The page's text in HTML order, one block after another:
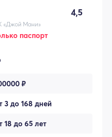
4,5
Мани»
паспорт
₽
3 до 168 дней
18 до 65 лет